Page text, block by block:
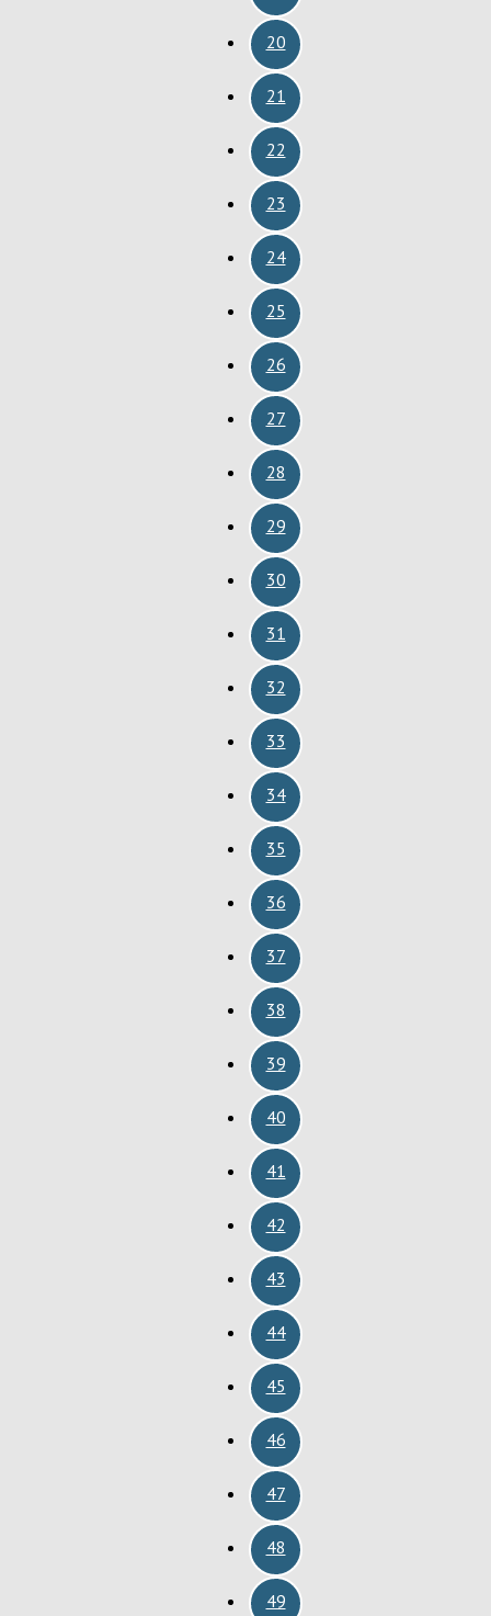
20
21
22
23
24
25
26
27
28
29
30
31
32
33
34
35
36
37
38
39
40
41
42
43
44
45
46
47
48
49